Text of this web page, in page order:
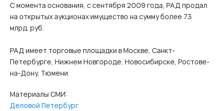
С момента основания, с сентября 2009 года, РАД продал
на открытых аукционах имущество на сумму более 73
млрд. руб.
РАД имеет торговые площадки в Москве, Санкт-
Петербурге, Нижнем Новгороде, Новосибирске, Ростове-
на-Дону, Тюмени.
Материалы СМИ:
Деловой Петербург